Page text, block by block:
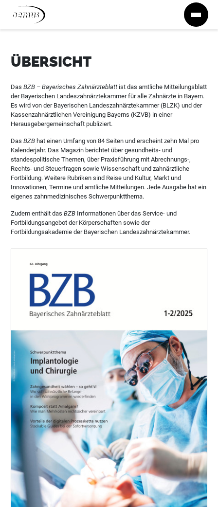
Zum Inhalt springen
ÜBERSICHT
DasBZB – Bayerisches Zahnärzteblatt ist das amtliche Mitteilungsblatt
der Bayerischen Landeszahnärztekammer für alle Zahnärzte in Bayern.
Es wird von der Bayerischen Landeszahnärztekammer (BLZK) und der
Kassenzahnärztlichen Vereinigung Bayerns (KZVB) in einer
Herausgebergemeinschaft publiziert.
DasBZB hat einen Umfang von 84 Seiten und erscheint zehn Mal pro
Kalenderjahr. Das Magazin berichtet über gesundheits- und
standespolitische Themen, über Praxisführung mit Abrechnungs-,
Rechts- und Steuerfragen sowie Wissenschaft und zahnärztliche
Fortbildung. Weitere Rubriken sind Reise und Kultur, Markt und
Innovationen, Termine und amtliche Mitteilungen. Jede Ausgabe hat ein
eigenes zahnmedizinisches Schwerpunktthema.
Zudem enthält dasBZB Informationen über das Service- und
Fortbildungsangebot der Körperschaften sowie der
Fortbildungsakademie der Bayerischen Landeszahnärztekammer.